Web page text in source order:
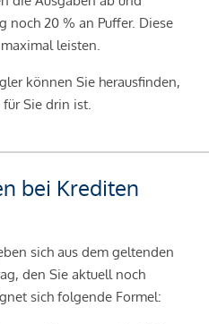
noch 20 % an Puffer. Diese
leisten.
können Sie herausfinden,
Sie drin ist.
bei Krediten
sich aus dem geltenden
den Sie aktuell noch
sich folgende Formel: